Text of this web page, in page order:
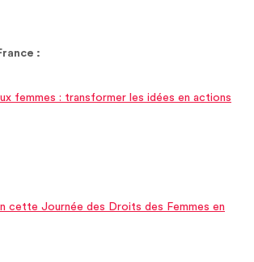
:
femmes : transformer les idées en actions
cette Journée des Droits des Femmes en